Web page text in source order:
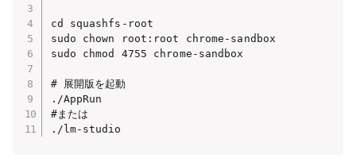
cd squashfs-root
sudo chown root:root chrome-sandbox
sudo chmod 4755 chrome-sandbox
# 展開版を起動
./AppRun
#または
./lm-studio